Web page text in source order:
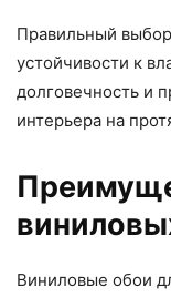
Правильный
устойчивости к
долговечность и
интерьера на
Виниловые обои